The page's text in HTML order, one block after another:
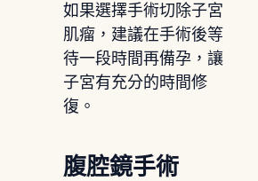
如果選擇手術切除子宮
肌瘤，建議在手術後等
待一段時間再備孕，讓
子宮有充分的時間修
復。
腹腔鏡手術